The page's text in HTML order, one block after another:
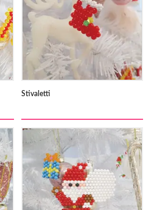
Stivaletti